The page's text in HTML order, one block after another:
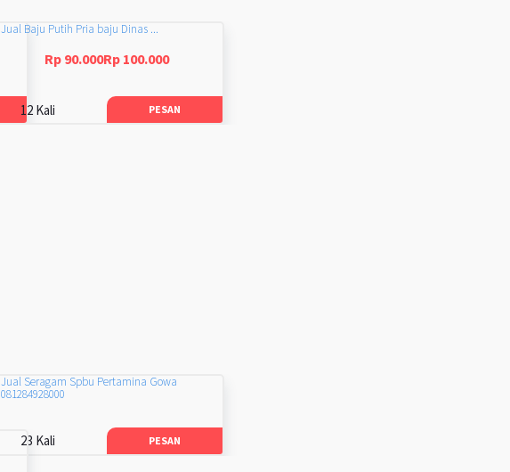
Jual Baju Putih Pria baju Dinas ...
Rp 90.000Rp 100.000
12 Kali PESAN
Jual Seragam Spbu Pertamina Gowa
081284928000
23 Kali PESAN